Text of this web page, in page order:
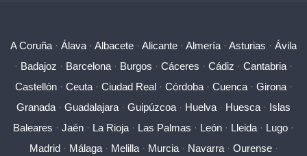
A Coruña · Álava · Albacete · Alicante · Almería · Asturias · Ávila
· Badajoz · Barcelona · Burgos · Cáceres · Cádiz · Cantabria ·
Castellón· Ceuta· Ciudad Real· Córdoba· Cuenca· Girona·
Granada · Guadalajara · Guipúzcoa · Huelva · Huesca · Islas
Baleares · Jaén · La Rioja · Las Palmas · León · Lleida · Lugo ·
Madrid· Málaga· Melilla· Murcia· Navarra· Ourense·